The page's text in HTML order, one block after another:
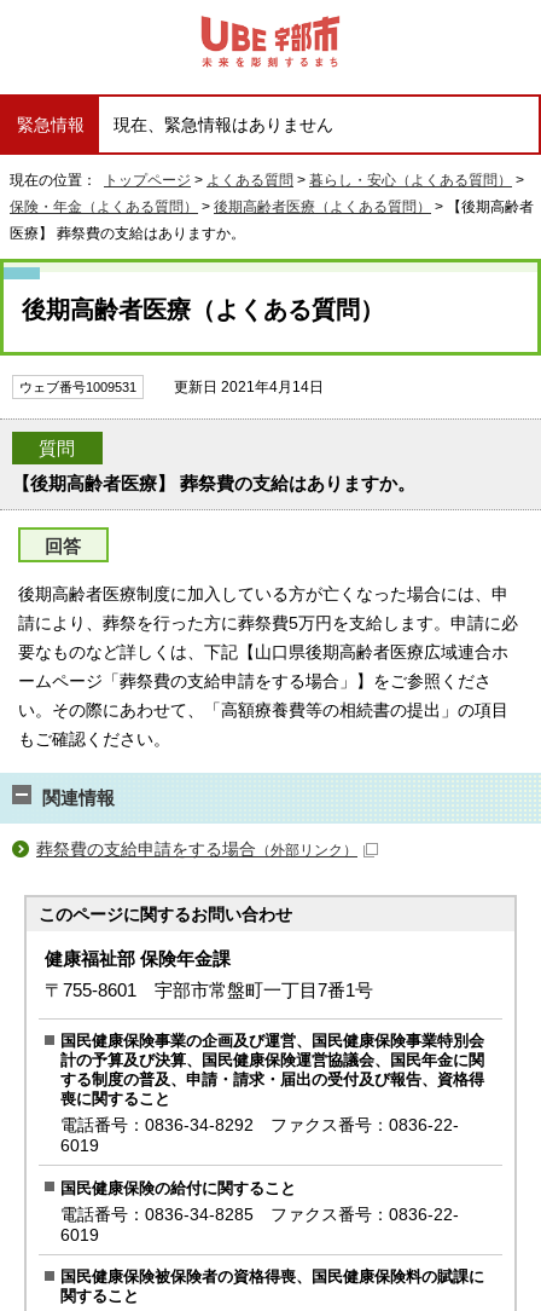
緊急情報 現在、緊急情報はありません
現在の位置： トップページ > よくある質問 > 暮らし・安心（よくある質問）
>
保険・年金（よくある質問）
> 後期高齢者医療（よくある質問）
> 【後期高齢者
医療】 葬祭費の支給はありますか。
後期高齢者医療（よくある質問）
ウェブ番号1009531 更新日 2021年4月14日
質問
【後期高齢者医療】 葬祭費の支給はありますか。
回答
後期高齢者医療制度に加入している方が亡くなった場合には、申
請により、葬祭を行った方に葬祭費5万円を支給します。申請に必
要なものなど詳しくは、下記【山口県後期高齢者医療広域連合ホ
ームページ「葬祭費の支給申請をする場合」】をご参照くださ
い。その際にあわせて、「高額療養費等の相続書の提出」の項目
もご確認ください。
関連情報
葬祭費の支給申請をする場合 （外部リンク）
このページに関するお問い合わせ
健康福祉部 保険年金課
〒755-8601 宇部市常盤町一丁目7番1号
国民健康保険事業の企画及び運営、国民健康保険事業特別会
計の予算及び決算、国民健康保険運営協議会、国民年金に関
する制度の普及、申請・請求・届出の受付及び報告、資格得
喪に関すること
電話番号：0836-34-8292 ファクス番号：0836-22-
6019
国民健康保険の給付に関すること
電話番号：0836-34-8285 ファクス番号：0836-22-
6019
国民健康保険被保険者の資格得喪、国民健康保険料の賦課に
関すること